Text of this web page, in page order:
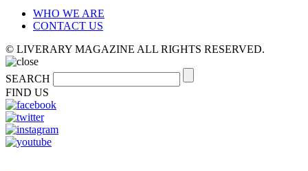
WHO WE ARE
CONTACT US
© LIVERARY MAGAZINE ALL RIGHTS RESERVED.
SEARCH
FIND US